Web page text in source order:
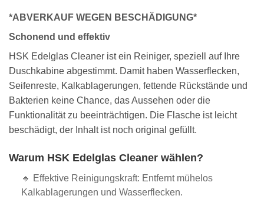
*ABVERKAUF WEGEN BESCHÄDIGUNG*
Schonend und effektiv
HSK Edelglas Cleaner ist ein Reiniger, speziell auf Ihre
Duschkabine abgestimmt. Damit haben Wasserflecken,
Seifenreste, Kalkablagerungen, fettende Rückstände und
Bakterien keine Chance, das Aussehen oder die
Funktionalität zu beeinträchtigen. Die Flasche ist leicht
beschädigt, der Inhalt ist noch original gefüllt.
Warum HSK Edelglas Cleaner wählen?
🔹 Effektive Reinigungskraft: Entfernt mühelos
Kalkablagerungen und Wasserflecken.